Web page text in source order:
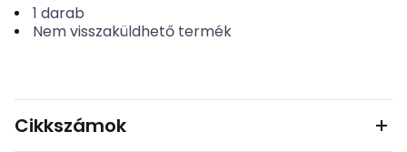
1 darab
Nem visszaküldhető termék
Cikkszámok